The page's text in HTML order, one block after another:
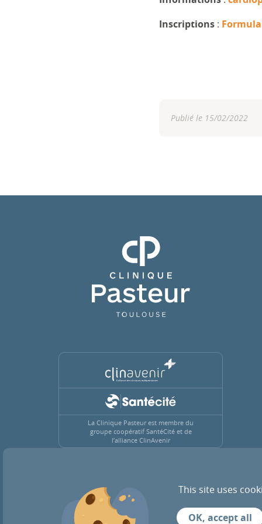
Inscriptions :
Publié le 15/02/2022
Clinique Pasteur
La Clinique Pasteur est membre du
groupe coopératif SantéCité et de
l’alliance ClinAvenir
ACTUALITÉS RECRUTEMENT
This site uses
OK, accept all